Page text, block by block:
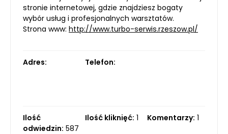
stronie internetowej, gdzie znajdziesz bogaty
wybór usług i profesjonalnych warsztatów.
Strona www: http://www.turbo-serwis.rzeszow.pl/
Adres: Telefon:
Ilość
odwiedzin: 587
Ilość kliknięć: 1 Komentarzy: 1